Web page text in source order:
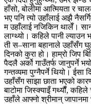
हाँसो, बोलीमा आत्मियता र
भए पनि त्यो उहाँलाई अझै
म उहाँलाई नजिकिन थालेँ।
लाग्थ्यो। कहिले पानी
ती स–साना बहानाले उहाँसँग
दिनको कुरा हो। हाम्रो जिप
पैदलै अर्को गाउँतर्फ जानुपर्ने
गन्तव्यमा पुग्नैपर्ने थियो। ईसा
उहाँसँग साझा छाता भएको
बाटोमा जिस्क्याइँ गर्थ्यौं,
उहाँले आफ्नो श्रीमान्